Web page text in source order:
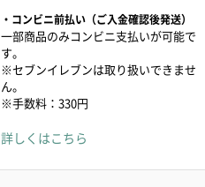
・コンビニ前払い（ご入金確認後発送）
一部商品のみコンビニ支払いが可能で
す。
※セブンイレブンは取り扱いできませ
ん。
※手数料：330円
詳しくはこちら